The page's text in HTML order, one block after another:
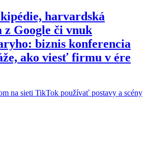
harvardská
Google či vnuk
biznis konferencia
ako viesť firmu v ére